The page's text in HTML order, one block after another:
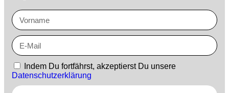
Indem Du fortfährst, akzeptierst Du unsere
Datenschutzerklärung